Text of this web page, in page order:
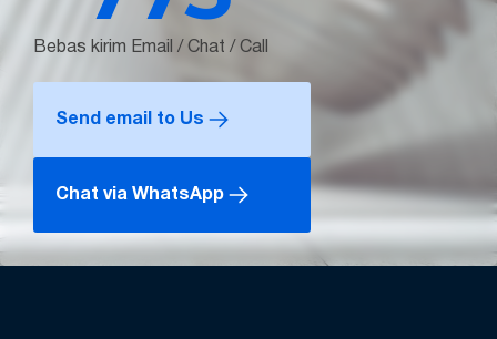
Bebas kirim Email / Chat / Call
Send email to Us
Chat via WhatsApp